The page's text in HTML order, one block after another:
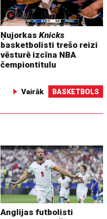
ŅujorkasKnicks
basketbolisti trešo reizi
vēsturē izcīna NBA
čempiontitulu
Vairāk BASKETBOLS
Anglijas futbolisti